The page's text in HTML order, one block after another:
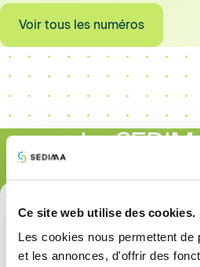
Ce site web utilise des cookies.
Les cookies nous permettent de
et les annonces, d'offrir des
Voir tous les numéros
Le
50%